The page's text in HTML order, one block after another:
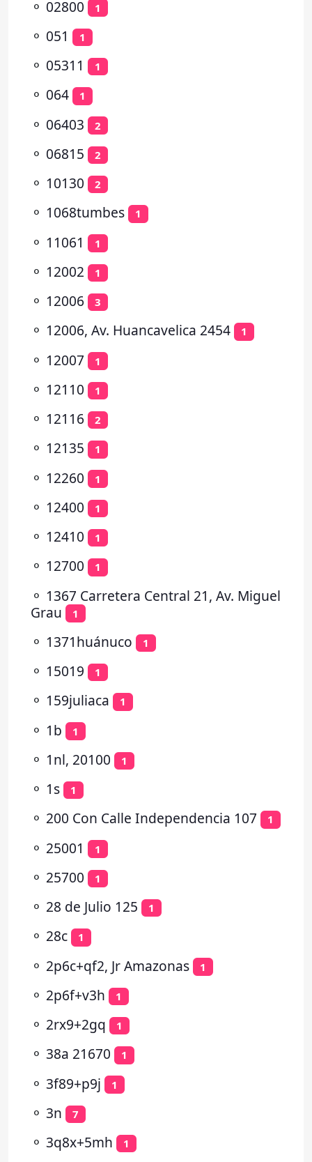
⚬ 02800 1
⚬ 051 1
⚬ 05311 1
⚬ 064 1
⚬ 06403 2
⚬ 06815 2
⚬ 10130 2
⚬ 1068tumbes 1
⚬ 11061 1
⚬ 12002 1
⚬ 12006 3
⚬ 12006, Av. Huancavelica 2454 1
⚬ 12007 1
⚬ 12110 1
⚬ 12116 2
⚬ 12135 1
⚬ 12260 1
⚬ 12400 1
⚬ 12410 1
⚬ 12700 1
⚬ 1367 Carretera Central 21, Av. Miguel
Grau
1
⚬ 1371huánuco 1
⚬ 15019 1
⚬ 159juliaca 1
⚬ 1b 1
⚬ 1nl, 20100 1
⚬ 1s 1
⚬ 200 Con Calle Independencia 107 1
⚬ 25001 1
⚬ 25700 1
⚬ 28 de Julio 125 1
⚬ 28c 1
⚬ 2p6c+qf2, Jr Amazonas 1
⚬ 2p6f+v3h 1
⚬ 2rx9+2gq 1
⚬ 38a 21670 1
⚬ 3f89+p9j 1
⚬ 3n 7
⚬ 3q8x+5mh 1